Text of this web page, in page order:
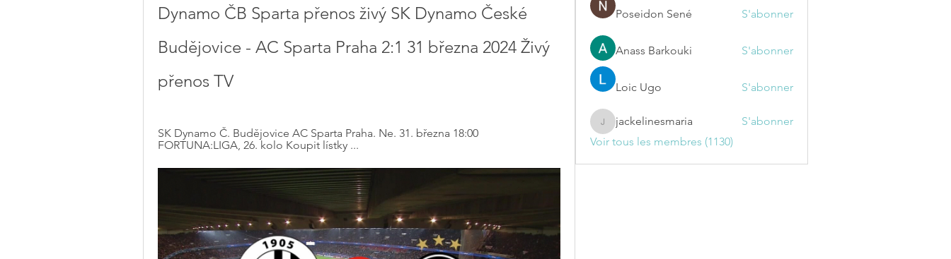
Dynamo ČB Sparta přenos živý SK Dynamo České
Budějovice - AC Sparta Praha 2:1 31 března 2024 Živý
přenos TV
SK Dynamo Č. Budějovice AC Sparta Praha. Ne. 31. března 18:00
FORTUNA:LIGA, 26. kolo Koupit lístky ...
Poseidon Sené S'abonner
Anass Barkouki S'abonner
Loic Ugo S'abonner
jackelinesmaria
jackelinesmaria
S'abonner
Voir tous les membres (1130)